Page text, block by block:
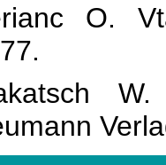
O.